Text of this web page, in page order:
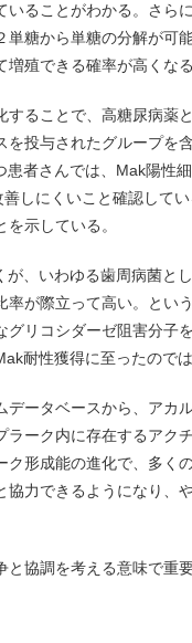
いることがわかる。さら
単糖から単糖の分解が可
増殖できる確率が高くな
することで、高糖尿病薬
を投与されたグループを
者さんでは、Mak陽性
しにくいこと確認して
示している。
、いわゆる歯周病菌と
率が際立って高い。とい
リコシダーゼ阻害分子
耐性獲得に至ったので
データベースから、アカ
ラーク内に存在するアク
ク形成能の進化で、多く
協力できるようになり、
協調を考える意味で重